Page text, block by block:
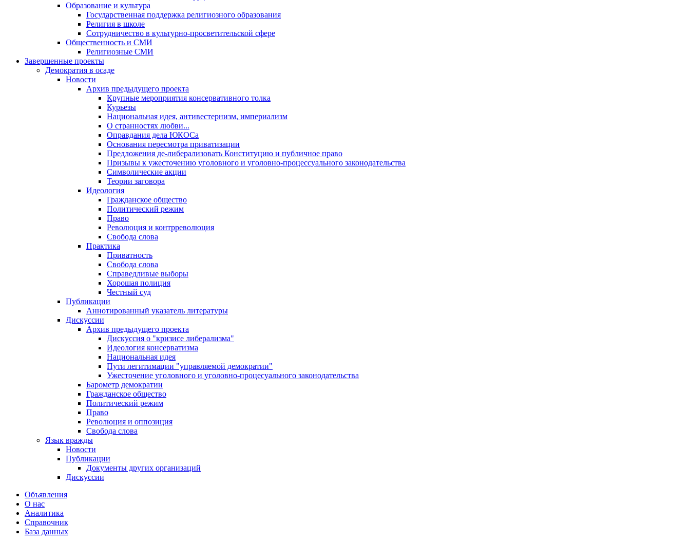
Образование и культура
Государственная поддержка религиозного образования
Религия в школе
Сотрудничество в культурно-просветительской сфере
Общественность и СМИ
Религиозные СМИ
Завершенные проекты
Демократия в осаде
Новости
Архив предыдущего проекта
Крупные мероприятия консервативного толка
Курьезы
Национальная идея, антивестернизм, империализм
О странностях любви...
Оправдания дела ЮКОСа
Основания пересмотра приватизации
Предложения де-либерализовать Конституцию и публичное право
Призывы к ужесточению уголовного и уголовно-процессуального законодательства
Символические акции
Теории заговора
Идеология
Гражданское общество
Политический режим
Право
Революция и контрреволюция
Свобода слова
Практика
Приватность
Свобода слова
Справедливые выборы
Хорошая полиция
Честный суд
Публикации
Аннотированный указатель литературы
Дискуссии
Архив предыдущего проекта
Дискуссия о "кризисе либерализма"
Идеология консерватизма
Национальная идея
Пути легитимации "управляемой демократии"
Ужесточение уголовного и уголовно-процесуального законодательства
Барометр демократии
Гражданское общество
Политический режим
Право
Революция и оппозиция
Свобода слова
Язык вражды
Новости
Публикации
Документы других организаций
Дискуссии
Объявления
О нас
Аналитика
Справочник
База данных